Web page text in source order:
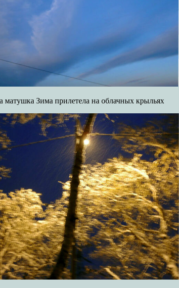
матушка Зима прилетела на облачных крыльях